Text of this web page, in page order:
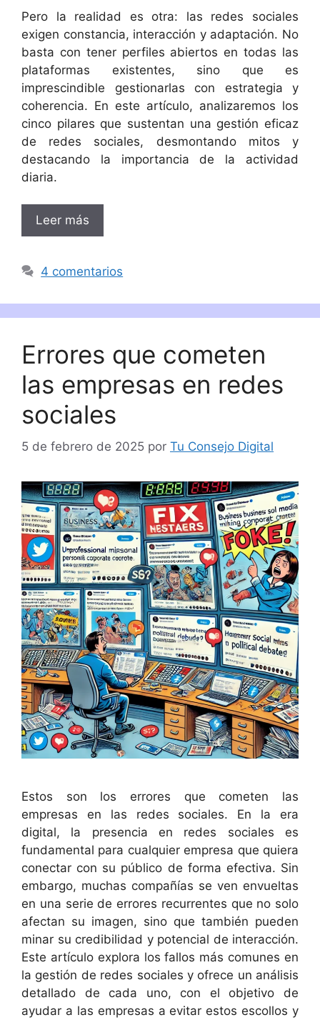
Pero la realidad es otra: las redes sociales
exigen constancia, interacción y adaptación. No
basta con tener perfiles abiertos en todas las
plataformas existentes, sino que es
imprescindible gestionarlas con estrategia y
coherencia. En este artículo, analizaremos los
cinco pilares que sustentan una gestión eficaz
de redes sociales, desmontando mitos y
destacando la importancia de la actividad
diaria.
Leer más
4 comentarios
Errores que cometen
las empresas en redes
sociales
5 de febrero de 2025 por Tu Consejo Digital
Estos son los errores que cometen las
empresas en las redes sociales. En la era
digital, la presencia en redes sociales es
fundamental para cualquier empresa que quiera
conectar con su público de forma efectiva. Sin
embargo, muchas compañías se ven envueltas
en una serie de errores recurrentes que no solo
afectan su imagen, sino que también pueden
minar su credibilidad y potencial de interacción.
Este artículo explora los fallos más comunes en
la gestión de redes sociales y ofrece un análisis
detallado de cada uno, con el objetivo de
ayudar a las empresas a evitar estos escollos y